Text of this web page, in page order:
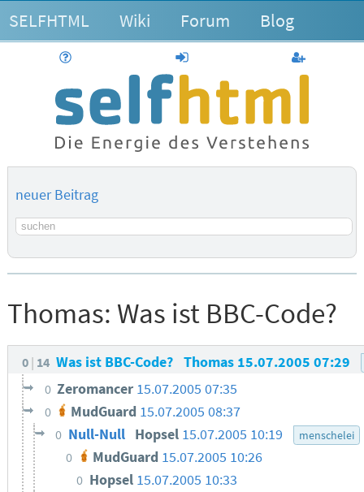
SELFHTML Wiki Forum Blog
anmelden
neuer Beitrag
Suchbegriff
Thomas: Was ist BBC-Code?
0 14 Was ist BBC-Code? Thomas 15.07.2005 07:29
0 Zeromancer 15.07.2005 07:35
0 MudGuard 15.07.2005 08:37
0 Null-Null Hopsel 15.07.2005 10:19 menschelei
0 MudGuard 15.07.2005 10:26
0 Hopsel 15.07.2005 10:33